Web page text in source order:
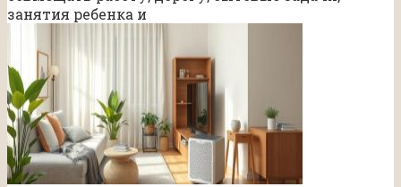
занятия ребенка и